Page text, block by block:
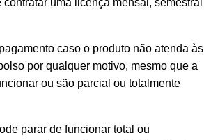
uma licença mensal, semestral
caso o produto não atenda às
por qualquer motivo, mesmo que a
ou são parcial ou totalmente
parar de funcionar total ou